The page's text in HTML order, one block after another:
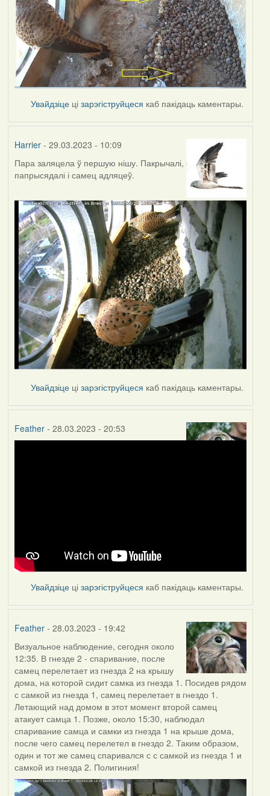
Увайдзіце цізарэгіструйцеся каб пакідаць каментары.
Harrier- 29.03.2023 - 10:09
Пара заляцела ў першую нішу. Пакрычалі,
папрысядалі і самец адляцеў.
Увайдзіце цізарэгіструйцеся каб пакідаць каментары.
Feather- 28.03.2023 - 20:53
Увайдзіце цізарэгіструйцеся каб пакідаць каментары.
Feather- 28.03.2023 - 19:42
Визуальное наблюдение, сегодня около
12:35. В гнезде 2 - спаривание, после
самец перелетает из гнезда 2 на крышу
дома, на которой сидит самка из гнезда 1. Посидев рядом
с самкой из гнезда 1, самец перелетает в гнездо 1.
Летающий над домом в этот момент второй самец
атакует самца 1. Позже, около 15:30, наблюдал
спаривание самца и самки из гнезда 1 на крыше дома,
после чего самец перелетел в гнездо 2. Таким образом,
один и тот же самец спаривался с с самкой из гнезда 1 и
самкой из гнезда 2. Полигиния!